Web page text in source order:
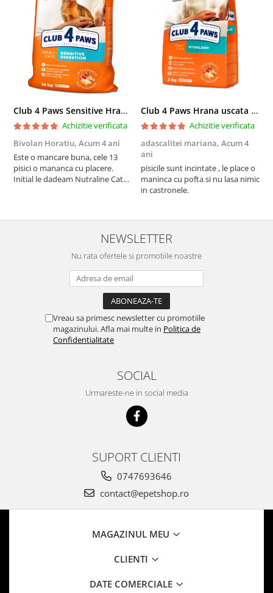
Club 4 Paws Sensitive Hrana uscata pisici adulte, 14kg
Achizitie verificata
Bivolan Horatiu, Acum 4 ani
Este o mancare buna, cele 13
pisici o mananca cu placere.
Initial le dadeam Nutraline Cat
nu o mananca cu placere. Eu
sunt multumit si voi continua cu
Club 4 Paws Hrana uscata pisici sterilizate, 2kg
Achizitie verificata
adascalitei mariana, Acum 4
ani
pisicile sunt incintate , le place o
maninca cu pofta si nu lasa nimic
in castronele.
NEWSLETTER
Nu rata ofertele si promotiile noastre
Vreau sa primesc newsletter cu promotiile
magazinului. Afla mai multe in Politica de
Confidentialitate
SOCIAL
Urmareste-ne in social media
SUPORT CLIENTI
0747693646
contact@epetshop.ro
MAGAZINUL MEU
CLIENTI
DATE COMERCIALE